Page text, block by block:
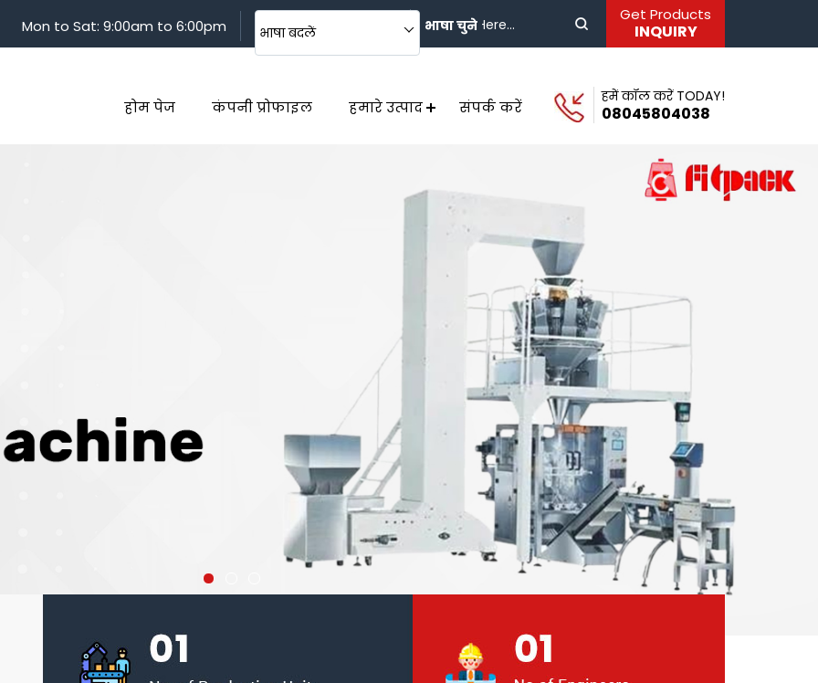
Get Products
INQUIRY
भाषा बदलें भाषा चुने
Mon to Sat: 9:00am to 6:00pm
हमें कॉल करें TODAY!
08045804038
होम पेज कंपनी प्रोफाइल हमारे उत्पाद संपर्क करें